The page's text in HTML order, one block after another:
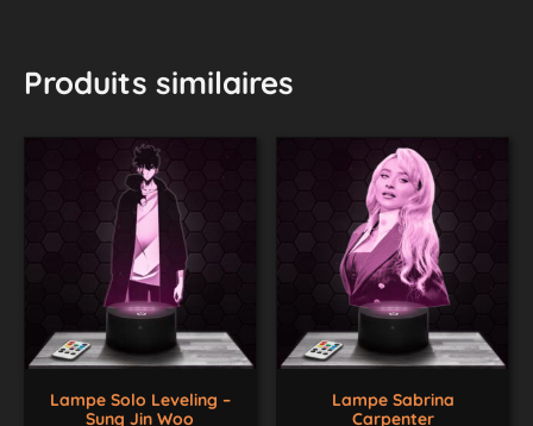
Produits similaires
Lampe Solo Leveling –
Sung Jin Woo
Lampe Sabrina
Carpenter